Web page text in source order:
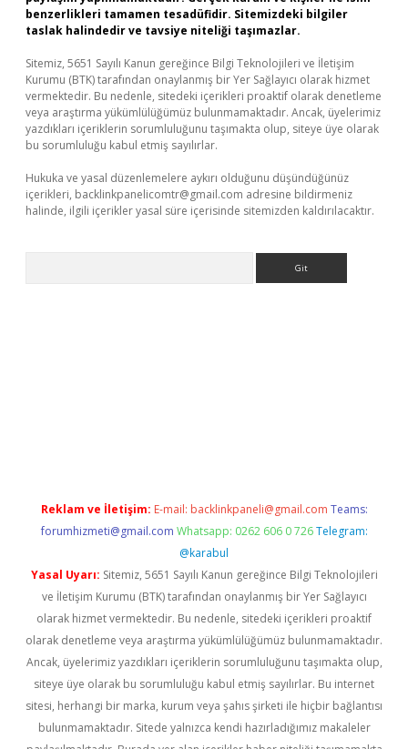
benzerlikleri tamamen tesadüfidir. Sitemizdeki bilgiler
taslak halindedir ve tavsiye niteliği taşımazlar.
Sitemiz, 5651 Sayılı Kanun gereğince Bilgi Teknolojileri ve İletişim
Kurumu (BTK) tarafından onaylanmış bir Yer Sağlayıcı olarak hizmet
vermektedir. Bu nedenle, sitedeki içerikleri proaktif olarak denetleme
veya araştırma yükümlülüğümüz bulunmamaktadır. Ancak, üyelerimiz
yazdıkları içeriklerin sorumluluğunu taşımakta olup, siteye üye olarak
bu sorumluluğu kabul etmiş sayılırlar.
Hukuka ve yasal düzenlemelere aykırı olduğunu düşündüğünüz
içerikleri, backlinkpanelicomtr@gmail.com adresine bildirmeniz
halinde, ilgili içerikler yasal süre içerisinde sitemizden kaldırılacaktır.
Reklam ve İletişim: E-mail: backlinkpaneli@gmail.com Teams:
forumhizmeti@gmail.com Whatsapp: 0262 606 0 726 Telegram:
@karabul
Yasal Uyarı: Sitemiz, 5651 Sayılı Kanun gereğince Bilgi Teknolojileri
ve İletişim Kurumu (BTK) tarafından onaylanmış bir Yer Sağlayıcı
olarak hizmet vermektedir. Bu nedenle, sitedeki içerikleri proaktif
olarak denetleme veya araştırma yükümlülüğümüz bulunmamaktadır.
Ancak, üyelerimiz yazdıkları içeriklerin sorumluluğunu taşımakta olup,
siteye üye olarak bu sorumluluğu kabul etmiş sayılırlar. Bu internet
sitesi, herhangi bir marka, kurum veya şahıs şirketi ile hiçbir bağlantısı
bulunmamaktadır. Sitede yalnızca kendi hazırladığımız makaleler